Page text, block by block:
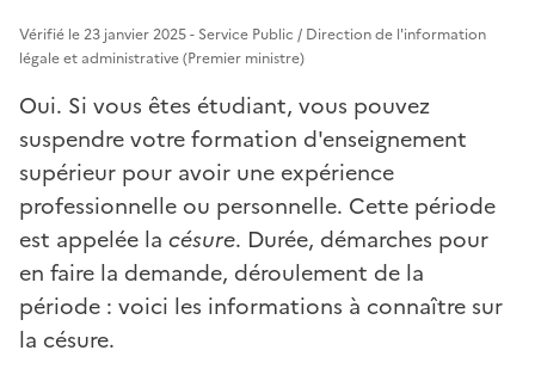
Vérifié le 23 janvier 2025 - Service Public / Direction de l'information
légale et administrative (Premier ministre)
Oui. Si vous êtes étudiant, vous pouvez
suspendre votre formation d'enseignement
supérieur pour avoir une expérience
professionnelle ou personnelle. Cette période
est appelée la césure. Durée, démarches pour
en faire la demande, déroulement de la
période : voici les informations à connaître sur
la césure.